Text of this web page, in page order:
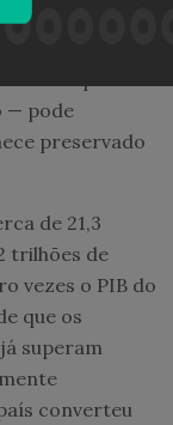
O governo
— pode
preservado
de 21,3
trilhões de
vezes o PIB do
que os
superam
converteu